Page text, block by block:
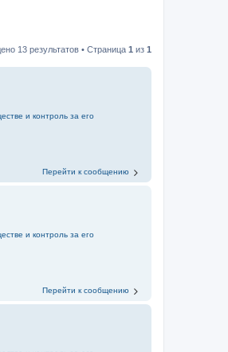
13 результатов • Страница 1 из 1
и контроль за его
Перейти к сообщению
и контроль за его
Перейти к сообщению